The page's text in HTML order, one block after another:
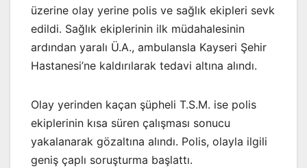
üzerine olay yerine polis ve sağlık ekipleri sevk
edildi. Sağlık ekiplerinin ilk müdahalesinin
ardından yaralı Ü.A., ambulansla Kayseri Şehir
Hastanesi’ne kaldırılarak tedavi altına alındı.
Olay yerinden kaçan şüpheli T.S.M. ise polis
ekiplerinin kısa süren çalışması sonucu
yakalanarak gözaltına alındı. Polis, olayla ilgili
geniş çaplı soruşturma başlattı.